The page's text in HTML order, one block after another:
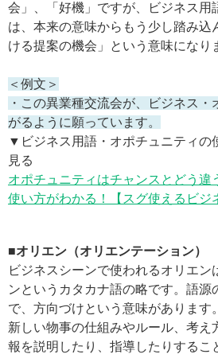
会」、「好機」ですが、ビジネス用
は、本来の意味からもう少し踏み込
ける提案の機会」という意味になり
＜例文＞
・この異業種交流会が、ビジネス
がるように願っています。
▼ビジネス用語・オポチュニティの
見る
オポチュニティはチャンスとどう違
使い方がわかる！【スグ使えるビジ
■オリエン（オリエンテーション）
ビジネスシーンで使われるオリエン
ンというカタカナ語の略です。語源
で、方向づけという意味があります
新しい物事の仕組みやルール、考え
報を説明したり、指導したりするこ